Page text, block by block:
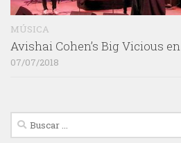
MÚSICA
Avishai Cohen’s Big Vicious
07/07/2018
Buscar: